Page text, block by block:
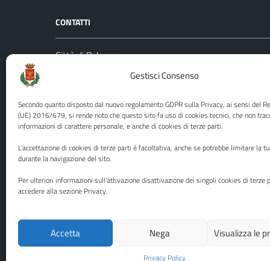
Gestisci Consenso
Secondo quanto disposto dal nuovo regolamento GDPR sulla Privacy, ai sensi del
(UE) 2016/679, si rende noto che questo sito fa uso di cookies tecnici, che non
informazioni di carattere personale, e anche di cookies di terze parti.
L'accettazione di cookies di terze parti è facoltativa, anche se potrebbe limitare la
durante la navigazione del sito.
Per ulteriori informazioni sull'attivazione disattivazione dei singoli cookies di terze
accedere alla sezione Privacy.
Accetta Nega Visualizza le
Privacy Policy
CONTATTI
Città di Palermo
Codice fiscale / P. IVA:80016350821
U.O. Ufficio Relazioni con il Pubblico
(URP)
Numero verde: 0917401111
PEC:protocollo@cert.comune.palermo.it
Leggi le
Media policy
Mappa del sito